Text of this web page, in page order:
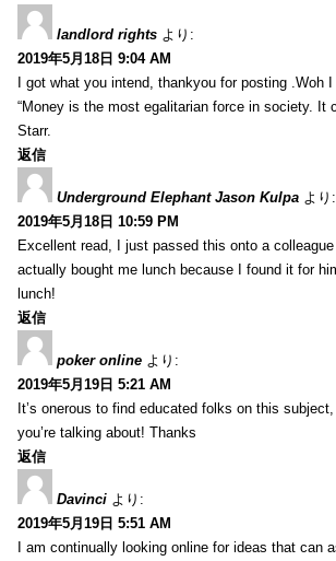
landlord rights より:
2019年5月18日 9:04 AM
I got what you intend, thankyou for posting .Woh
“Money is the most egalitarian force in society. It
Starr.
返信
Underground Elephant Jason Kulpa より:
2019年5月18日 10:59 PM
Excellent read, I just passed this onto a
actually bought me lunch because I found it for
lunch!
返信
poker online より:
2019年5月19日 5:21 AM
It’s onerous to find educated folks on this
you’re talking about! Thanks
返信
Davinci より:
2019年5月19日 5:51 AM
I am continually looking online for ideas that can